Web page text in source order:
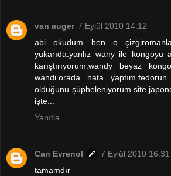
van auger 7 Eylül 2010 14:12
abi okudum ben o
yukarıda.yanlız wany ile kongoyu
karıştırıyorum.wandy beyaz
wandi.orada hata
olduğunu şüpheleniyorum.site
işte...
Yanıtla
Can Evrenol
7 Eylül 2010 16:31
tamamdır